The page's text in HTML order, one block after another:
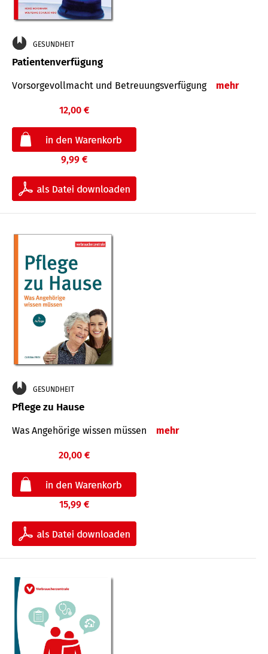
GESUNDHEIT
Patientenverfügung
Vorsorgevollmacht und Betreuungsverfügung mehr
12,00 €
9,99 €
GESUNDHEIT
Pflege zu Hause
Was Angehörige wissen müssen mehr
20,00 €
15,99 €